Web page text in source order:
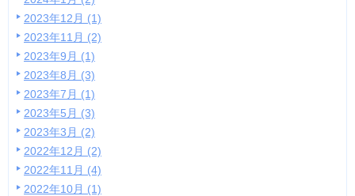
2023年12月 (1)
2023年11月 (2)
2023年9月 (1)
2023年8月 (3)
2023年7月 (1)
2023年5月 (3)
2023年3月 (2)
2022年12月 (2)
2022年11月 (4)
2022年10月 (1)